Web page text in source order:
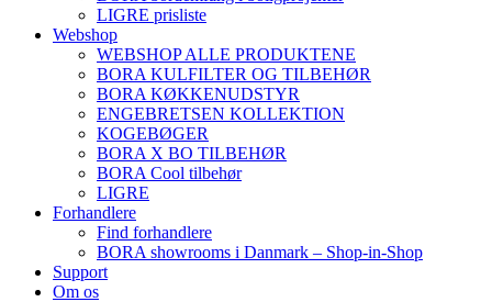
LIGRE prisliste
Webshop
WEBSHOP ALLE PRODUKTENE
BORA KULFILTER OG TILBEHØR
BORA KØKKENUDSTYR
ENGEBRETSEN KOLLEKTION
KOGEBØGER
BORA X BO TILBEHØR
BORA Cool tilbehør
LIGRE
Forhandlere
Find forhandlere
BORA showrooms i Danmark – Shop-in-Shop
Support
Om os